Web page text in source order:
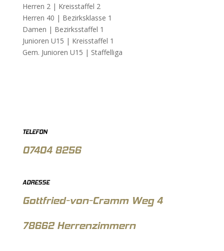
Herren 2 | Kreisstaffel 2
Herren 40 | Bezirksklasse 1
Damen | Bezirksstaffel 1
Junioren U15 | Kreisstaffel 1
Gem. Junioren U15 | Staffelliga
TELEFON
07404 8256
ADRESSE
Gottfried-von-Cramm Weg 4
78662 Herrenzimmern